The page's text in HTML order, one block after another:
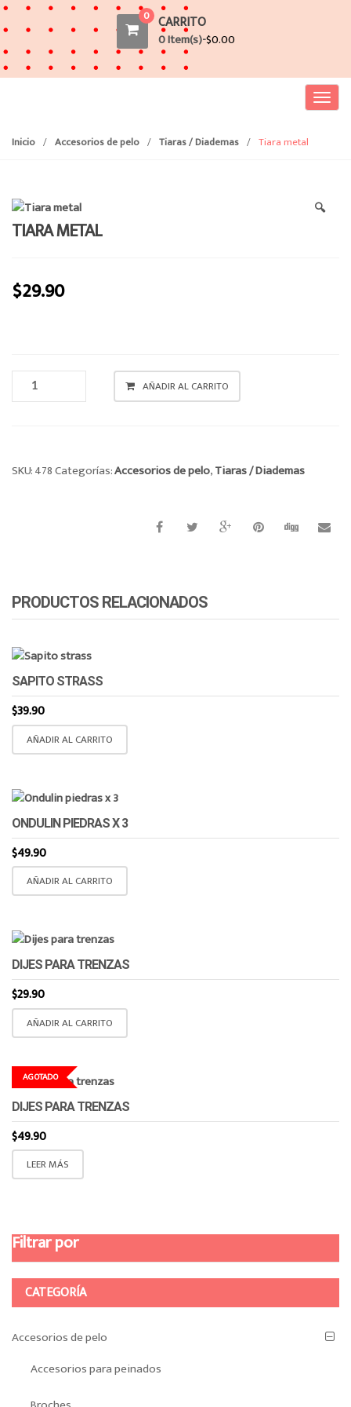
0 CARRITO
0 Item(s)-$0.00
T
n
Inicio / Accesorios de pelo / Tiaras / Diademas / Tiara metal
🔍
TIARA METAL
$29.90
TIARA
METAL
AÑADIR AL CARRITO
SKU:478Categorías:Accesorios de pelo,Tiaras / Diademas
PRODUCTOS RELACIONADOS
SAPITO STRASS
$39.90
AÑADIR AL CARRITO
ONDULIN PIEDRAS X 3
$49.90
AÑADIR AL CARRITO
DIJES PARA TRENZAS
$29.90
AÑADIR AL CARRITO
AGOTADO
DIJES PARA TRENZAS
$49.90
LEER MÁS
Filtrar por
CATEGORÍA
Accesorios de pelo
Accesorios para peinados